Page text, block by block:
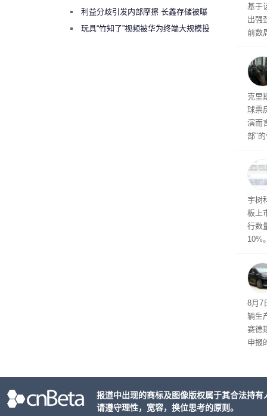
保护
基于
出强
前数
限
粒的
频水
导演
克里
球票
演而
部"
士
点
宇树
板上
行数
10%
8月7
辆生
赛德
申报
2mm
绕梁”利益分歧引发内部摩擦 长鑫存储被曝
曾将华为驻场工程师驱逐出研发基地
玩具“竹知了”视频被华为终端大规模投
报道中出现的商标及图像版权属于其合法持
请遵守理性，宽容，换位思考的原则。